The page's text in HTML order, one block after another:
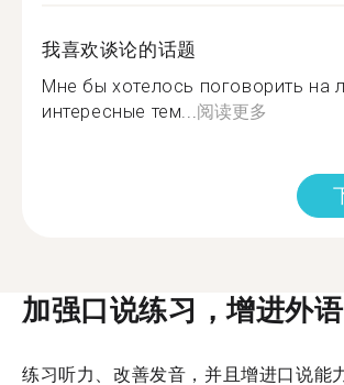
我喜欢谈论的话题
Мне бы хотелось поговорить на
интересные тем... 阅读更多
加强口说练习，增进外
练习听力、改善发音，并且增进口说能